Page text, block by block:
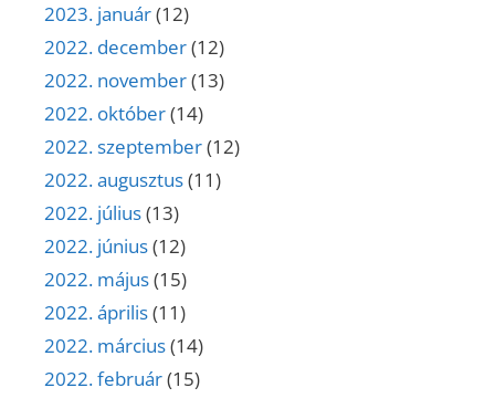
2023. január(12)
2022. december(12)
2022. november(13)
2022. október(14)
2022. szeptember(12)
2022. augusztus(11)
2022. július(13)
2022. június(12)
2022. május(15)
2022. április(11)
2022. március(14)
2022. február(15)